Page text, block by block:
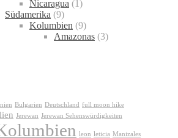
Nicaragua (1)
Südamerika (9)
Kolumbien (9)
Amazonas (3)
Bulgarien Deutschland full moon hike
Jerewan Jerewan Sehenswürdigkeiten
leon leticia Manizales